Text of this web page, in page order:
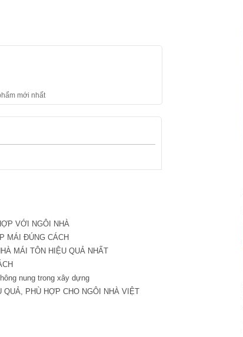
mới nhất
VỚI NGÔI NHÀ
MÁI ĐÚNG CÁCH
MÁI TÔN HIỆU QUẢ NHẤT
nung trong xây dựng
PHÙ HỢP CHO NGÔI NHÀ VIỆT